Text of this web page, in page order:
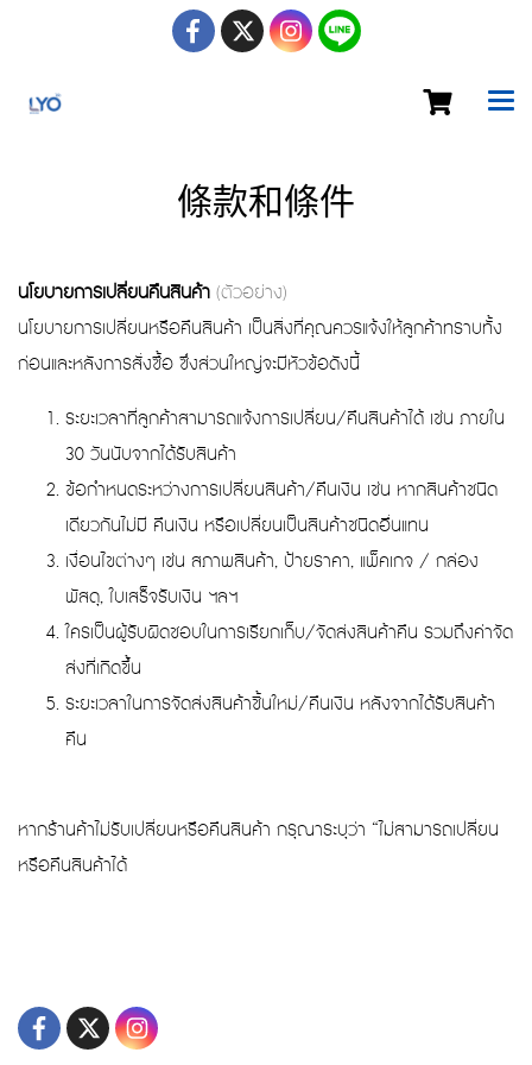
條款和條件
นโยบายการเปลี่ยนคืนสินค้า (ตัวอย่าง)
นโยบายการเปลี่ยนหรือคืนสินค้า เป็นสิ่งที่คุณควรแจ้งให้ลูกค้าทราบทั้ง
ก่อนและหลังการสั่งซื้อ ซึ่งส่วนใหญ่จะมีหัวข้อดังนี้
ระยะเวลาที่ลูกค้าสามารถแจ้งการเปลี่ยน/คืนสินค้าได้ เช่น ภายใน
30 วันนับจากได้รับสินค้า
ข้อกำหนดระหว่างการเปลี่ยนสินค้า/คืนเงิน เช่น หากสินค้าชนิด
เดียวกันไม่มี คืนเงิน หรือเปลี่ยนเป็นสินค้าชนิดอื่นแทน
เงื่อนไขต่างๆ เช่น สภาพสินค้า, ป้ายราคา, แพ็คเกจ / กล่อง
พัสดุ, ใบเสร็จรับเงิน ฯลฯ
ใครเป็นผู้รับผิดชอบในการเรียกเก็บ/จัดส่งสินค้าคืน รวมถึงค่าจัด
ส่งที่เกิดขึ้น
ระยะเวลาในการจัดส่งสินค้าชิ้นใหม่/คืนเงิน หลังจากได้รับสินค้า
คืน
หากร้านค้าไม่รับเปลี่ยนหรือคืนสินค้า กรุณาระบุว่า “ไม่สามารถเปลี่ยน
หรือคืนสินค้าได้